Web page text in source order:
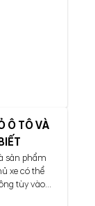
Ô TÔ VÀ
sản phẩm
xe có thể
tùy vào...